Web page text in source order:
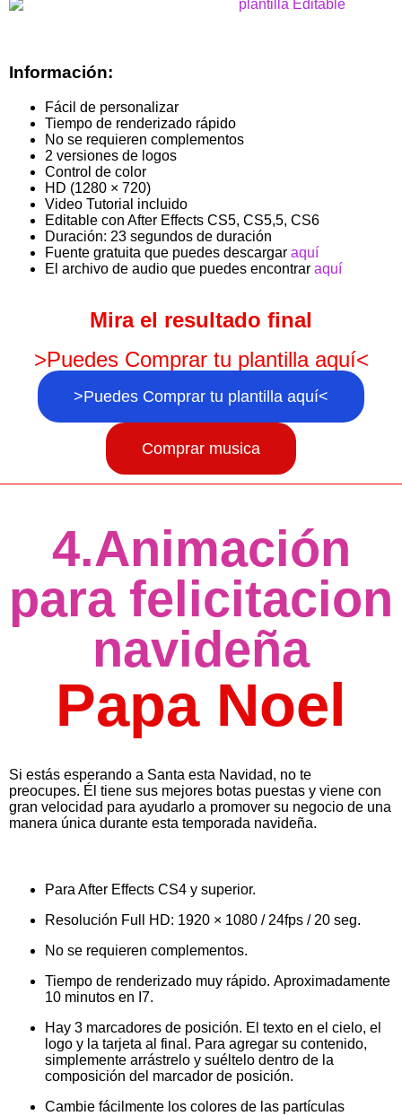
Información:
Fácil de personalizar
Tiempo de renderizado rápido
No se requieren complementos
2 versiones de logos
Control de color
HD (1280 × 720)
Video Tutorial incluido
Editable con After Effects CS5, CS5,5, CS6
Duración: 23 segundos de duración
Fuente gratuita que puedes descargar aquí
El archivo de audio que puedes encontrar aquí
Mira el resultado final
>Puedes Comprar tu plantilla aquí<
>Puedes Comprar tu plantilla aquí<
Comprar musica
4.Animación
para felicitacion
navideña
Papa Noel
Si estás esperando a Santa esta Navidad, no te
preocupes. Él tiene sus mejores botas puestas y viene con
gran velocidad para ayudarlo a promover su negocio de una
manera única durante esta temporada navideña.
Para After Effects CS4 y superior.
Resolución Full HD: 1920 × 1080 / 24fps / 20 seg.
No se requieren complementos.
Tiempo de renderizado muy rápido. Aproximadamente
10 minutos en I7.
Hay 3 marcadores de posición. El texto en el cielo, el
logo y la tarjeta al final. Para agregar su contenido,
simplemente arrástrelo y suéltelo dentro de la
composición del marcador de posición.
Cambie fácilmente los colores de las partículas